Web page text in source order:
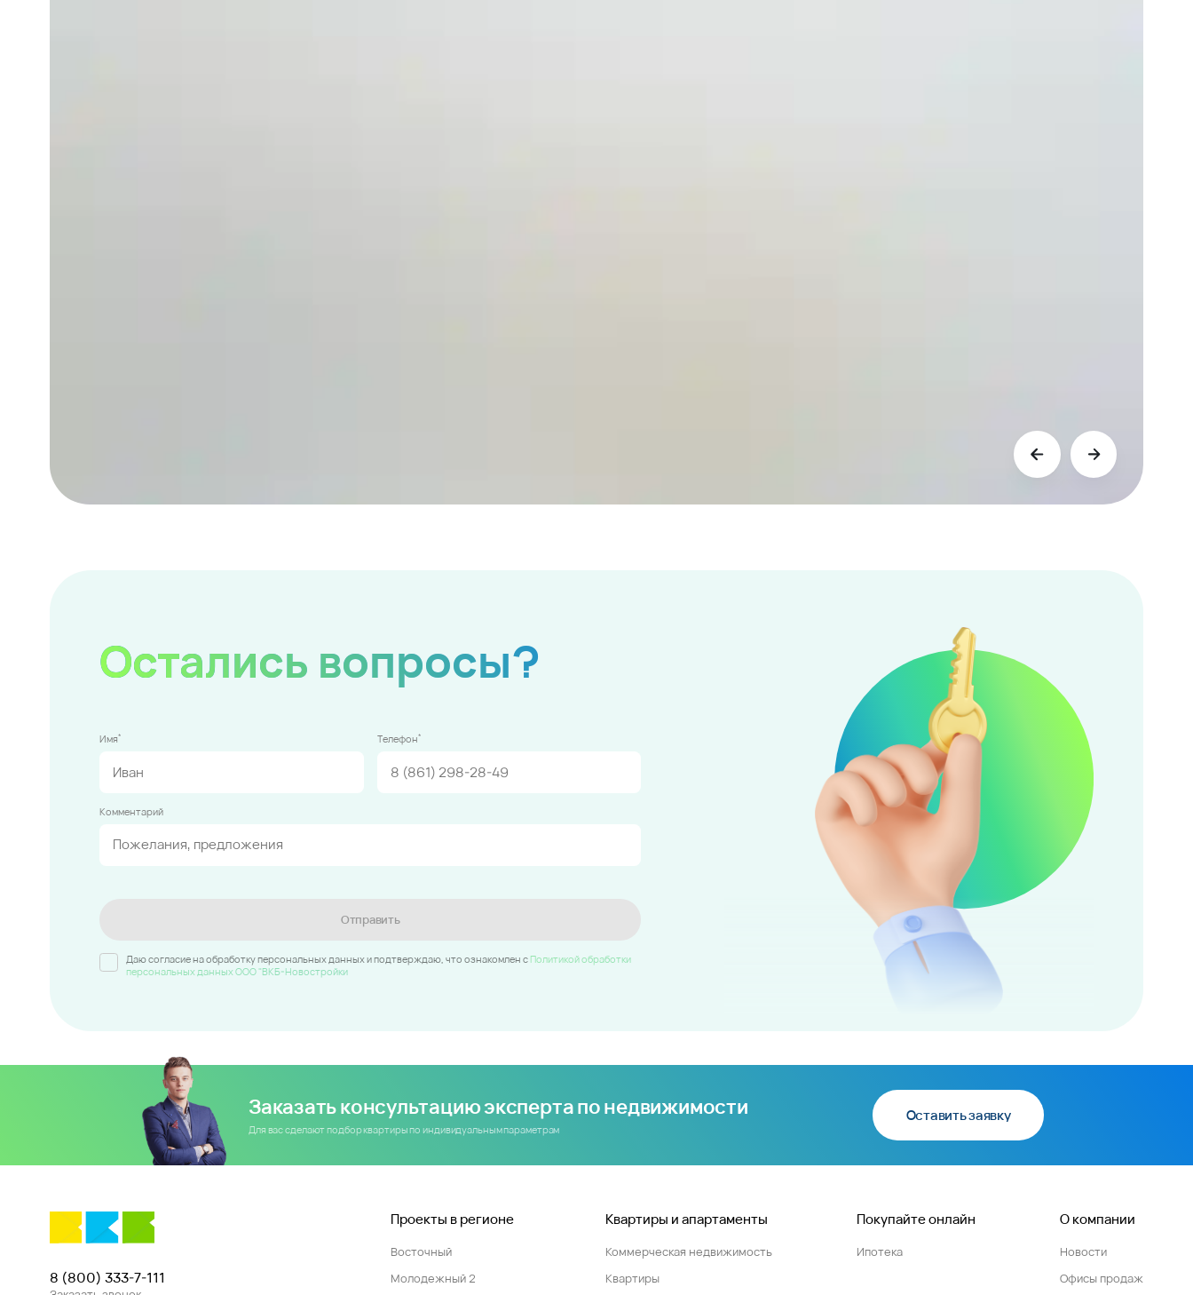
Остались вопросы?
Имя* Телефон*
Комментарий
Отправить
Даю согласие на обработку персональных данных и подтверждаю, что ознакомлен c Политикой обработки
персональных данных ООО "ВКБ-Новостройки
Заказать консультацию эксперта по недвижимости
Для вас сделают подбор квартиры по индивидуальным параметрам
Оставить заявку
8 (800) 333-7-111
Проекты в регионе
Восточный
Молодежный 2
Квартиры и апартаменты
Коммерческая недвижимость
Квартиры
Покупайте онлайн
Ипотека
О компании
Новости
Офисы продаж